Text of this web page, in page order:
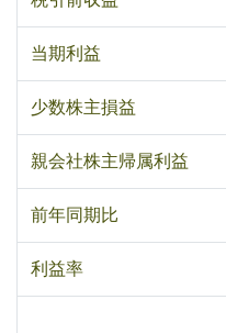
当期利益
少数株主損益
親会社株主帰属利益
前年同期比
利益率